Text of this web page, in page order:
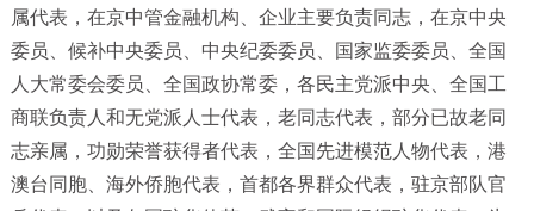
属代表，在京中管金融机构、企业主要负责同志，在京中央
委员、候补中央委员、中央纪委委员、国家监委委员、全国
人大常委会委员、全国政协常委，各民主党派中央、全国工
商联负责人和无党派人士代表，老同志代表，部分已故老同
志亲属，功勋荣誉获得者代表，全国先进模范人物代表，港
澳台同胞、海外侨胞代表，首都各界群众代表，驻京部队官